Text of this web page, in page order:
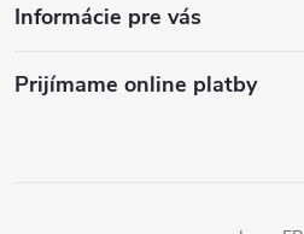
Informácie pre vás
Prijímame online platby